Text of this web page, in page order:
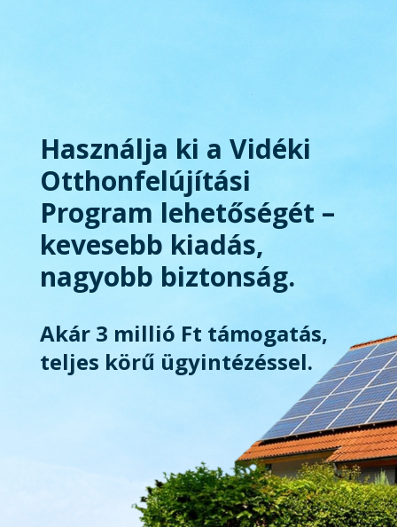
Használja ki a Vidéki
Otthonfelújítási
Program lehetőségét –
kevesebb kiadás,
nagyobb biztonság.
Akár 3 millió Ft támogatás,
teljes körű ügyintézéssel.